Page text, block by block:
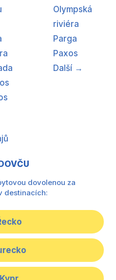
Olympská
riviéra
Parga
Paxos
Další →
dovolenou za
destinacích: